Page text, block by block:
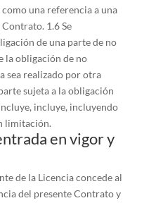
una referencia a una
1.6 Se
de una parte de no
la obligación de no
sea realizado por otra
sujeta a la obligación
incluye, incluyendo
limitación.
en vigor y
de la Licencia concede al
del presente Contrato y